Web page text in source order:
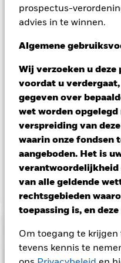
prospectus-
advies in te winnen.
Algemene
Wij verzoeken u
voordat u
gegeven over
wet worden
verspreiding van
waarin onze fondsen
aangeboden. Het is
verantwoordelijkheid
van alle geldende
rechtsgebieden
toepassing is, en
Om toegang te
tevens kennis te
fonds bekijken –
aangegeven door het
aandelenklassen met
In de mate waarin het
te reduceren, ontvangt het
verbonden inkomsten en
goede aan BlackRock als
verdeling van
exploitatiekosten van het
de lopende kosten
BGF Circular Economy
Risicometer
Performance